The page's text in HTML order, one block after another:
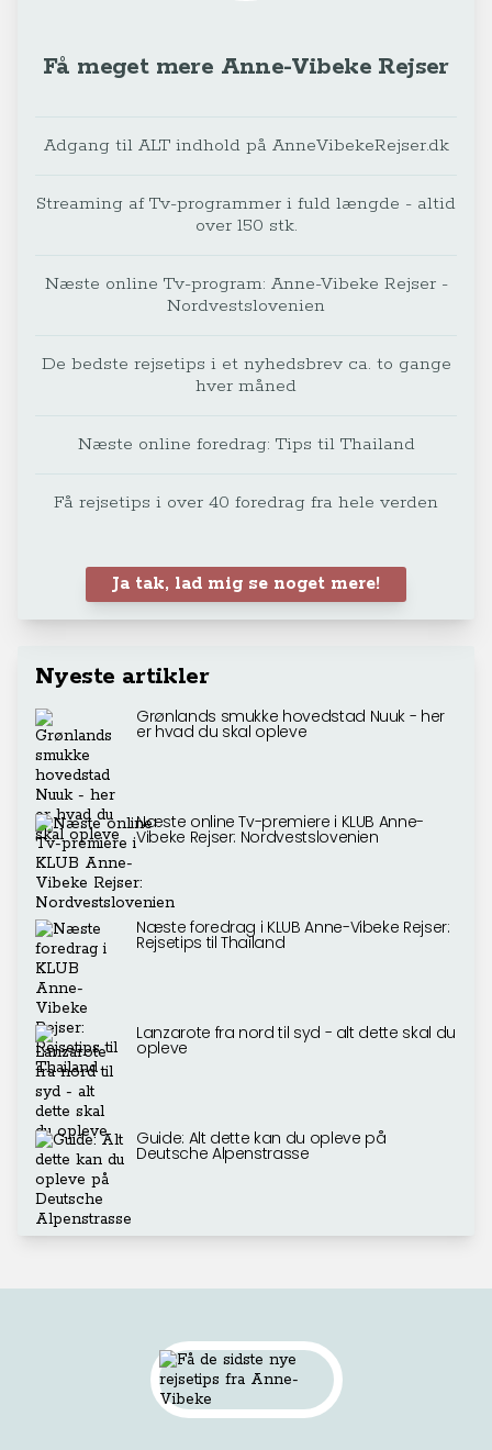
Få meget mere Anne-Vibeke Rejser
Adgang til ALT indhold på AnneVibekeRejser.dk
Streaming af Tv-programmer i fuld længde - altid
over 150 stk.
Næste online Tv-program: Anne-Vibeke Rejser -
Nordvestslovenien
De bedste rejsetips i et nyhedsbrev ca. to gange
hver måned
Næste online foredrag: Tips til Thailand
Få rejsetips i over 40 foredrag fra hele verden
Ja tak, lad mig se noget mere!
Nyeste artikler
Grønlands smukke hovedstad Nuuk - her
er hvad du skal opleve
Næste online Tv-premiere i KLUB Anne-
Vibeke Rejser: Nordvestslovenien
Næste foredrag i KLUB Anne-Vibeke Rejser:
Rejsetips til Thailand
Lanzarote fra nord til syd - alt dette skal du
opleve
Guide: Alt dette kan du opleve på
Deutsche Alpenstrasse